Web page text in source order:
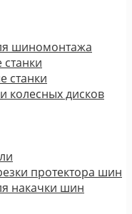
шиномонтажа
станки
колесных дисков
протектора шин
накачки шин